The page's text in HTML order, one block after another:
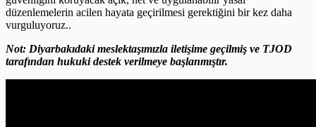
düzenlemelerin acilen hayata geçirilmesi gerektiğini bir kez daha
vurguluyoruz..
Not: Diyarbakıdaki meslektaşımızla iletişime geçilmiş ve TJOD
tarafından hukuki destek verilmeye başlanmıştır.